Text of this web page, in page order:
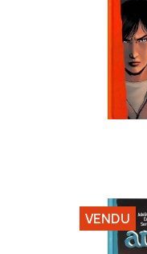
VENDU